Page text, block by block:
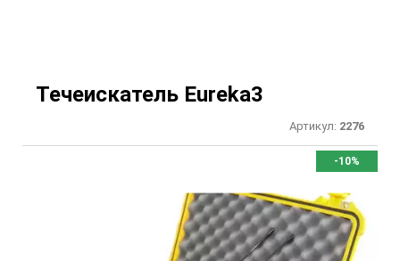
Течеискатель Eureka3
Артикул: 2276
-10%